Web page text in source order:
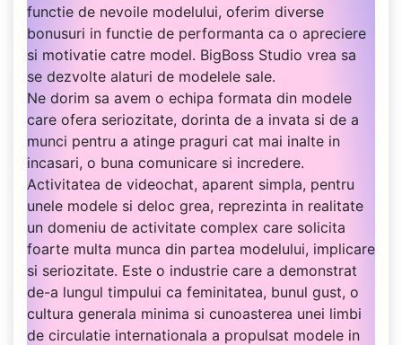
functie de nevoile modelului, oferim diverse
bonusuri in functie de performanta ca o apreciere
si motivatie catre model. BigBoss Studio vrea sa
se dezvolte alaturi de modelele sale.
Ne dorim sa avem o echipa formata din modele
care ofera seriozitate, dorinta de a invata si de a
munci pentru a atinge praguri cat mai inalte in
incasari, o buna comunicare si incredere.
Activitatea de videochat, aparent simpla, pentru
unele modele si deloc grea, reprezinta in realitate
un domeniu de activitate complex care solicita
foarte multa munca din partea modelului, implicare
si seriozitate. Este o industrie care a demonstrat
de-a lungul timpului ca feminitatea, bunul gust, o
cultura generala minima si cunoasterea unei limbi
de circulatie internationala a propulsat modele in